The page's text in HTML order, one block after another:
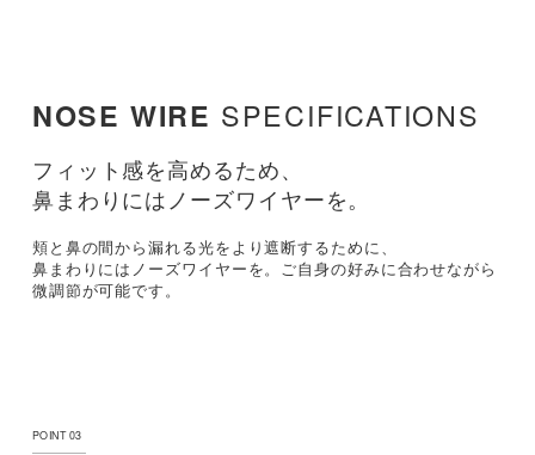
NOSE WIRE SPECIFICATIONS
フィット感を高めるため、
鼻まわりにはノーズワイヤーを。
頬と鼻の間から漏れる光をより遮断するために、
鼻まわりにはノーズワイヤーを。ご自身の好みに合わせながら
微調節が可能です。
POINT 03